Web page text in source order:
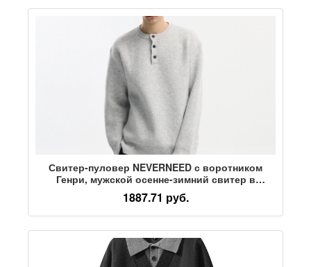
Свитер-пуловер NEVERNEED с воротником
Генри, мужской осенне-зимний свитер в
американском ленивом стиле, куртка-свитер из
овечьей шерсти
1887.71 руб.